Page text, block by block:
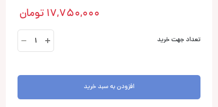
17,750,000 تومان
تعداد جهت خرید
TS-
7150F
افزودن به سبد خرید